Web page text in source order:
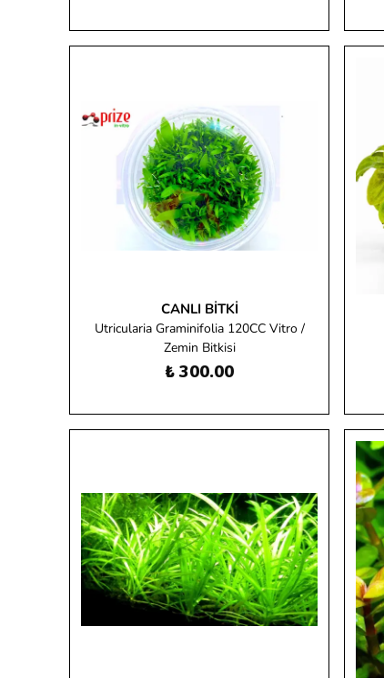
CANLI BITKI
Utricularia Graminifolia 120CC Vitro /
Zemin Bitkisi
₺ 300.00